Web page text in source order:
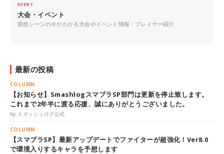
EVENT
大会・イベント
競技シーンの今がわかる大会やイベント情報・プレイヤー紹介
最新の投稿
COLUMN
【お知らせ】SmashlogスマブラSP部門は更新を停止致します。
これまで2年半に渡る応援、誠にありがとうございました。
by スマッシュログ公式
COLUMN
【スマブラSP】最新アップデートでファイターが超強化！Ver8.0
で環境入りするキャラを予想します